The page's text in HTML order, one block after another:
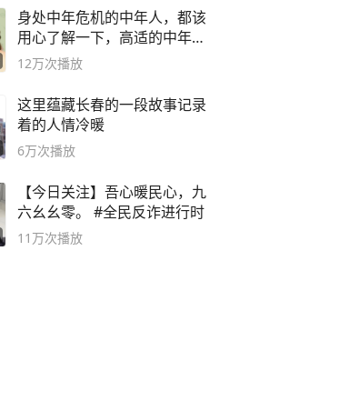
身处中年危机的中年人，都该
用心了解一下，高适的中年逆
袭之路
12万次播放
这里蕴藏长春的一段故事记录
着的人情冷暖
6万次播放
【今日关注】吾心暖民心，九
六幺幺零。 #全民反诈进行时
11万次播放